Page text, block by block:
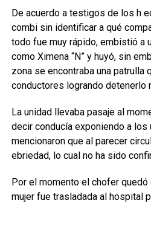
De acuerdo a testigos de los h
combi sin identificar a qué
todo fue muy rápido, embistió a
como Ximena “N” y huyó, sin
zona se encontraba una patrulla
conductores logrando detenerlo
La unidad llevaba pasaje al
decir conducía exponiendo a
mencionaron que al parecer
ebriedad, lo cual no ha sido
Por el momento el chofer
mujer fue trasladada al hospital